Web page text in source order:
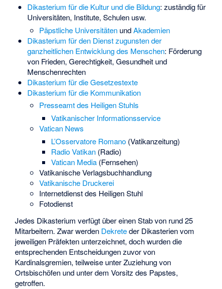
Dikasterium für die Kultur und die Bildung: zuständig für
Universitäten, Institute, Schulen usw.
Päpstliche Universitäten undAkademien
Dikasterium für den Dienst zugunsten der
ganzheitlichen Entwicklung des Menschen: Förderung
von Frieden, Gerechtigkeit, Gesundheit und
Menschenrechten
Dikasterium für die Gesetzestexte
Dikasterium für die Kommunikation
Presseamt des Heiligen Stuhls
Vatikanischer Informationsservice
Vatican News
L’Osservatore Romano (Vatikanzeitung)
Radio Vatikan (Radio)
Vatican Media (Fernsehen)
Vatikanische Verlagsbuchhandlung
Vatikanische Druckerei
Internetdienst des Heiligen Stuhl
Fotodienst
Jedes Dikasterium verfügt über einen Stab von rund 25
Mitarbeitern. Zwar werden Dekreteder Dikasterien vom
jeweiligen Präfekten unterzeichnet, doch wurden die
entsprechenden Entscheidungen zuvor von
Kardinalsgremien, teilweise unter Zuziehung von
Ortsbischöfen und unter dem Vorsitz des Papstes,
getroffen.